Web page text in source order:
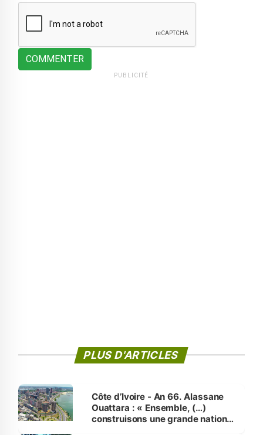
COMMENTER
PUBLICITÉ
PLUS D'ARTICLES
Côte d’Ivoire - An 66. Alassane
Ouattara : « Ensemble, (…)
construisons une grande nation